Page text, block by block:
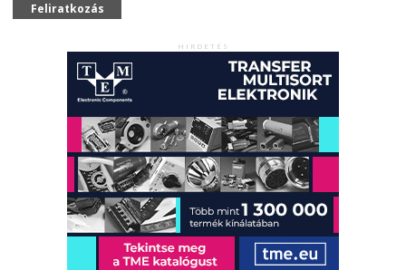
Feliratkozás
HIRDETÉS